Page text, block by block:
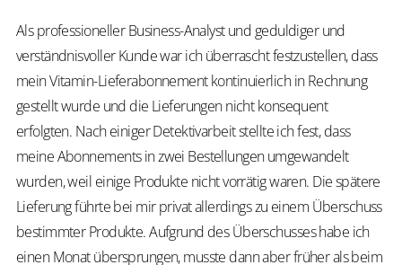
Als professioneller Business-Analyst und geduldiger und
verständnisvoller Kunde war ich überrascht festzustellen, dass
mein Vitamin-Lieferabonnement kontinuierlich in Rechnung
gestellt wurde und die Lieferungen nicht konsequent
erfolgten. Nach einiger Detektivarbeit stellte ich fest, dass
meine Abonnements in zwei Bestellungen umgewandelt
wurden, weil einige Produkte nicht vorrätig waren. Die spätere
Lieferung führte bei mir privat allerdings zu einem Überschuss
bestimmter Produkte. Aufgrund des Überschusses habe ich
einen Monat übersprungen, musste dann aber früher als beim